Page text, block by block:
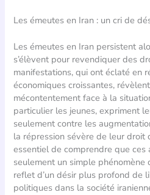
Les émeutes en Iran : un cri de
Les émeutes en Iran persistent
s’élèvent pour revendiquer des
manifestations, qui ont éclaté en
économiques croissantes,
mécontentement face à la
particulier les jeunes, expriment
seulement contre les
la répression sévère de leur droit
essentiel de comprendre que ces
seulement un simple phénomène
reflet d’un désir plus profond de
politiques dans la société